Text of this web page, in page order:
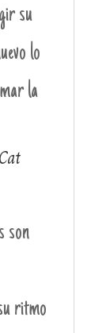
su
lo
la
son
ritmo